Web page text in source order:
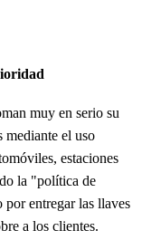
muy en serio su
mediante el uso
estaciones
la "política de
por entregar las llaves
a los clientes.